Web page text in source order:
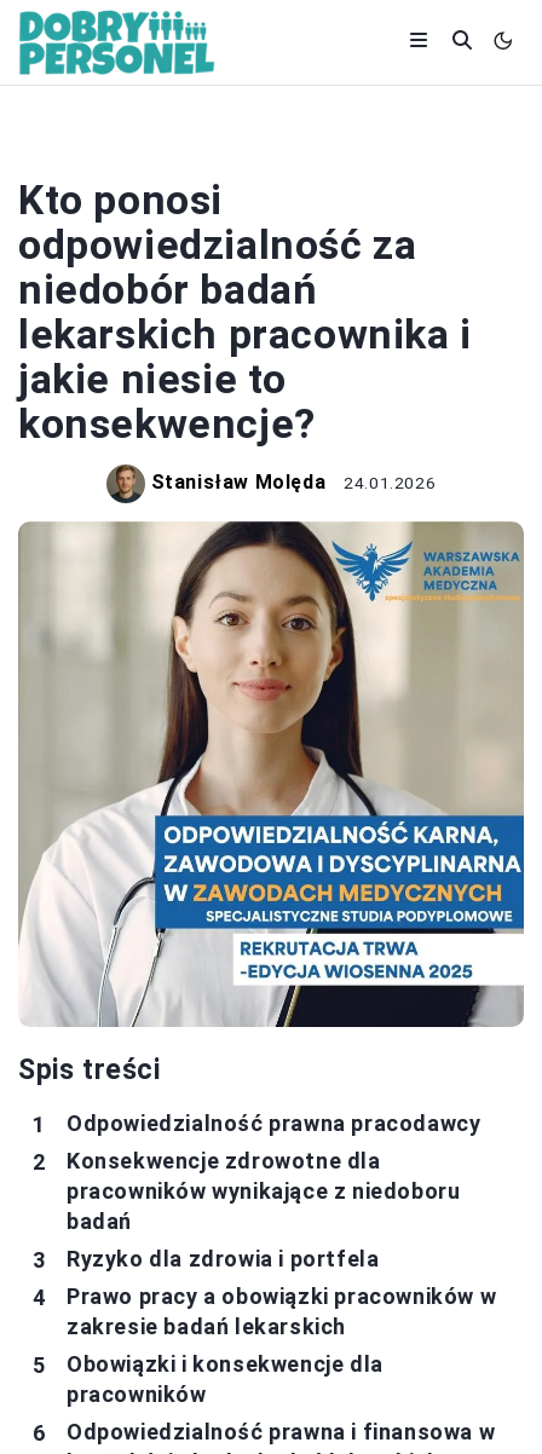
Kto ponosi
odpowiedzialność za
niedobór badań
lekarskich pracownika i
jakie niesie to
konsekwencje?
Stanisław Molęda 24.01.2026
Spis treści
Odpowiedzialność prawna pracodawcy
Konsekwencje zdrowotne dla
pracowników wynikające z niedoboru
badań
Ryzyko dla zdrowia i portfela
Prawo pracy a obowiązki pracowników w
zakresie badań lekarskich
Obowiązki i konsekwencje dla
pracowników
Odpowiedzialność prawna i finansowa w